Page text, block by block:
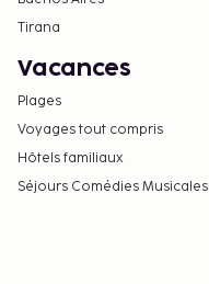
Tirana
Vacances
Plages
Voyages tout compris
Hôtels familiaux
Séjours Comédies Musicales